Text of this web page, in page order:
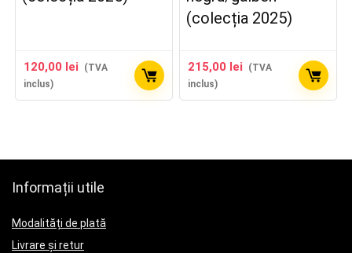
120,00 lei
(TVA
inclus)
(colecția 2025)
215,00 lei
(TVA
inclus)
Informații utile
Modalități de plată
Livrare și retur